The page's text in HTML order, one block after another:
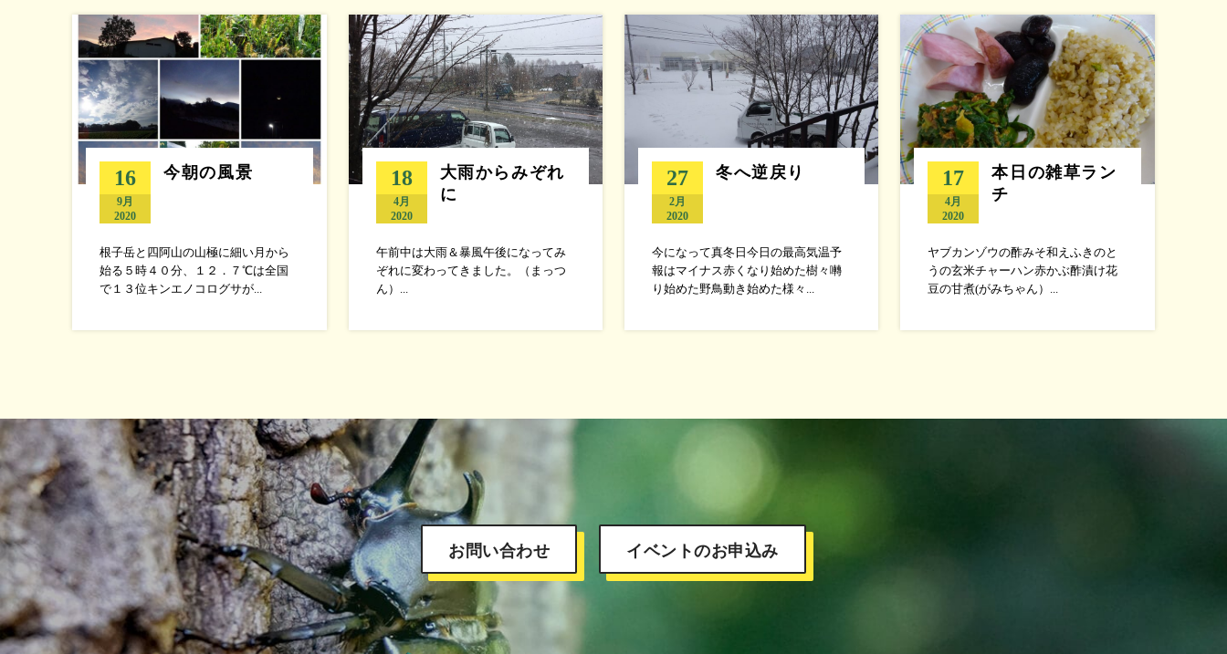
16
9月
2020
今朝の風景
根子岳と四阿山の山極に細い月から
始る５時４０分、１２．７℃は全国
で１３位キンエノコログサが...
18
4月
2020
大雨からみぞれ
に
午前中は大雨＆暴風午後になってみ
ぞれに変わってきました。（まっつ
ん）...
27
2月
2020
冬へ逆戻り
今になって真冬日今日の最高気温予
報はマイナス赤くなり始めた樹々囀
り始めた野鳥動き始めた様々...
17
4月
2020
本日の雑草ラン
チ
ヤブカンゾウの酢みそ和えふきのと
うの玄米チャーハン赤かぶ酢漬け花
豆の甘煮(がみちゃん）...
お問い合わせ イベントのお申込み